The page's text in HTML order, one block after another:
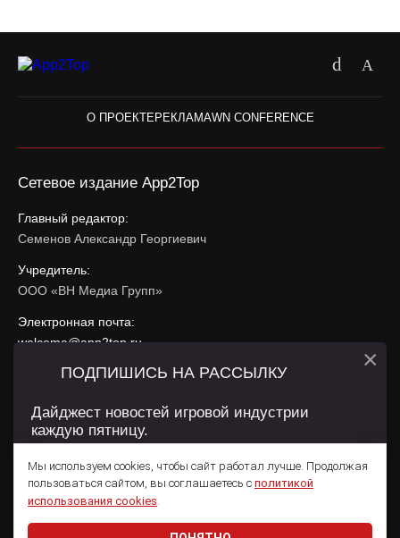
О ПРОЕКТЕРЕКЛАМАWN CONFERENCE
Сетевое издание App2Top
Главный редактор:
Семенов Александр Георгиевич
Учредитель:
ООО «ВН Медиа Групп»
Электронная почта:
welcome@app2top.ru
При использовании материалов активная ссылка на
Сайт использует IP адреса, cookie, данные геолокации
использования содержатся вПолитике конфиденциальностии
Пользовательском соглашении .
Мы используем cookies, чтобы сайт работал лучше. Продолжая
пользоваться сайтом, вы соглашаетесь с политикой
использования cookies.
ПОДПИШИСЬ НА РАССЫЛКУ
Дайджест новостей игровой индустрии
каждую пятницу.
×